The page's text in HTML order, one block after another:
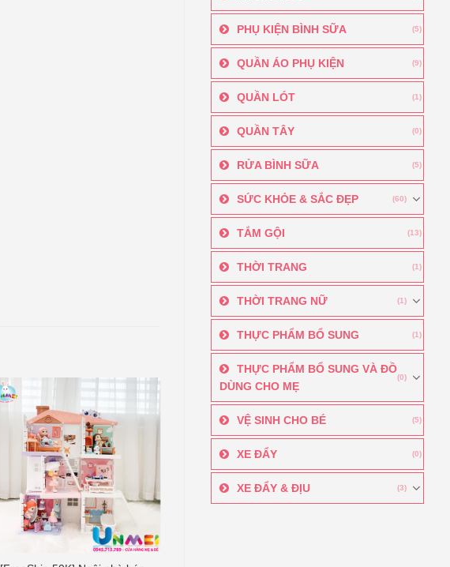
PHỤ KIỆN BÌNH SỮA (5)
QUẦN ÁO PHỤ KIỆN (9)
QUẦN LÓT (1)
QUẦN TÂY (0)
RỬA BÌNH SỮA (5)
SỨC KHỎE & SẮC ĐẸP (60)
TẮM GỘI (13)
THỜI TRANG (1)
THỜI TRANG NỮ (1)
THỰC PHẨM BỔ SUNG (1)
THỰC PHẨM BỔ SUNG VÀ ĐỒ
DÙNG CHO MẸ
(0)
VỆ SINH CHO BÉ (5)
XE ĐẨY (0)
XE ĐẨY & ĐỊU (3)